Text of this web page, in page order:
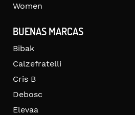
Women
BUENAS MARCAS
Bibak
Calzefratelli
Cris B
Debosc
Elevaa